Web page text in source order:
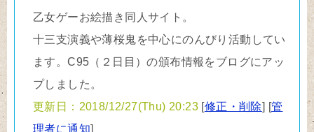
乙女ゲーお絵描き同人サイト。
十三支演義や薄桜鬼を中心にのんびり活動してい
ます。C95（２日目）の頒布情報をブログにアッ
プしました。
更新日：2018/12/27(Thu) 20:23 [修正・削除] [管
理者に通知]